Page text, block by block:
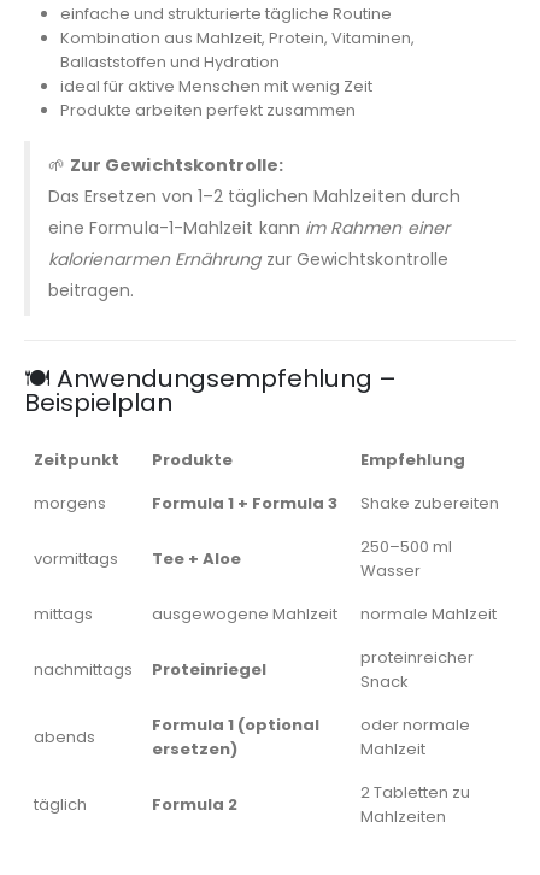
einfache und strukturierte tägliche Routine
Kombination aus Mahlzeit, Protein, Vitaminen,
Ballaststoffen und Hydration
ideal für aktive Menschen mit wenig Zeit
Produkte arbeiten perfekt zusammen
🌱 Zur Gewichtskontrolle:
Das Ersetzen von 1–2 täglichen Mahlzeiten durch
eine Formula-1-Mahlzeit kann im Rahmen einer
kalorienarmen Ernährungzur Gewichtskontrolle
beitragen.
🍽️ Anwendungsempfehlung –
Beispielplan
Zeitpunkt Produkte
Empfehlung
morgens
Formula 1 + Formula 3 Shake zubereiten
vormittags Tee + Aloe
250–500 ml
Wasser
mittags
ausgewogene Mahlzeit normale Mahlzeit
nachmittags Proteinriegel
proteinreicher
Snack
abends
Formula 1 (optional
ersetzen)
oder normale
Mahlzeit
täglich Formula 2
2 Tabletten zu
Mahlzeiten